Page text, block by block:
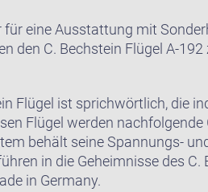
für eine Ausstattung mit
den C. Bechstein Flügel A-
Flügel ist sprichwörtlich, die
Flügel werden
behält seine Spannungs-
in die Geheimnisse des C.
in Germany.